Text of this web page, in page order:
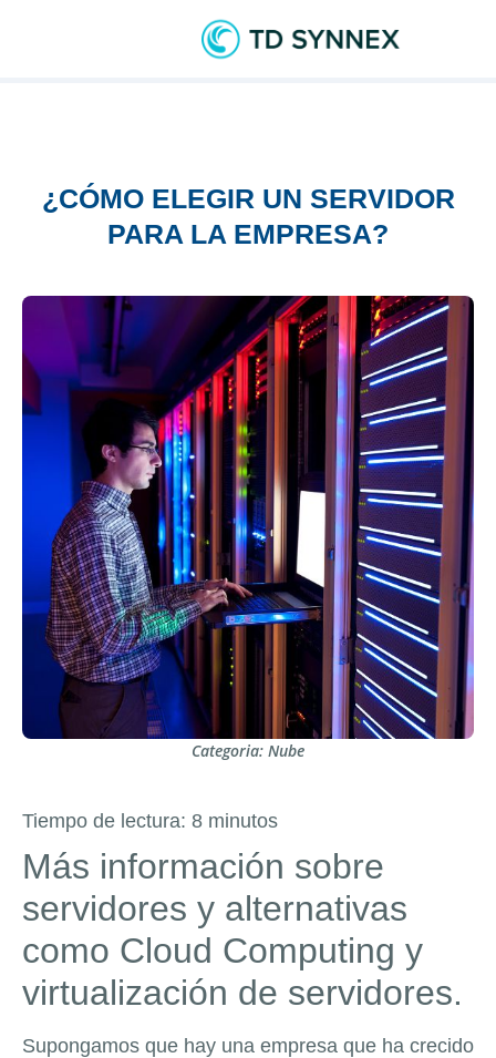
¿CÓMO ELEGIR UN SERVIDOR
PARA LA EMPRESA?
Categoria: Nube
Tiempo de lectura: 8 minutos
Más información sobre
servidores y alternativas
como Cloud Computing y
virtualización de servidores.
Supongamos que hay una empresa que ha crecido